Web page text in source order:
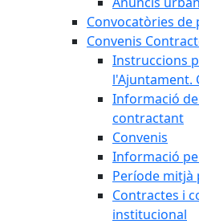
Convocatòries de
Convenis
Instruccions
l'Ajuntament.
Informació
contractant
Convenis
Informació
Període mitjà
Contractes i
institucional